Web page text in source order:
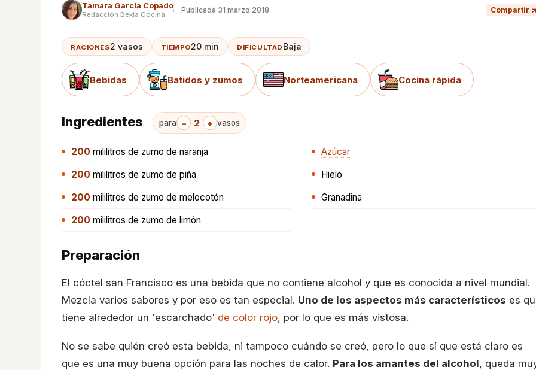
Tamara García Copado
Redacción Bekia Cocina
Publicada 31 marzo 2018 Compartir ↗
RACIONES2 vasos TIEMPO20 min DIFICULTAD Baja
Bebidas Batidos y zumos Norteamericana Cocina rápida
Ingredientes para − 2 + vasos
200 mililitros de zumo de naranja
200 mililitros de zumo de piña
200 mililitros de zumo de melocotón
200 mililitros de zumo de limón
Azúcar
Hielo
Granadina
Preparación
El cóctel san Francisco es una bebida que no contiene alcohol y que es conocida a nivel mundial.
Mezcla varios sabores y por eso es tan especial. Uno de los aspectos más característicos es
tiene alrededor un 'escarchado' de color rojo, por lo que es más vistosa.
No se sabe quién creó esta bebida, ni tampoco cuándo se creó, pero lo que sí que está claro es
que es una muy buena opción para las noches de calor. Para los amantes del alcohol, queda